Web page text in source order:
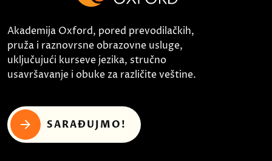
Akademija Oxford, pored prevodilačkih,
pruža i raznovrsne obrazovne usluge,
uključujući kurseve jezika, stručno
usavršavanje i obuke za različite veštine.
SARAĐUJMO!